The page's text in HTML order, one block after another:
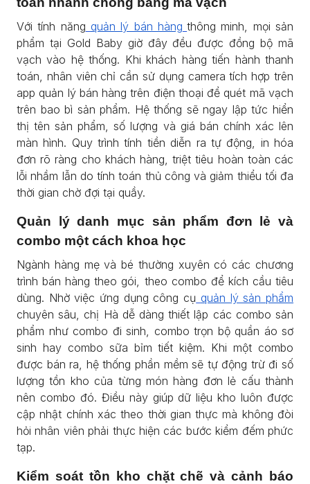
Với tính năng quản lý bán hàng thông minh, mọi sản
phẩm tại Gold Baby giờ đây đều được đồng bộ mã
vạch vào hệ thống. Khi khách hàng tiến hành thanh
toán, nhân viên chỉ cần sử dụng camera tích hợp trên
app quản lý bán hàng trên điện thoại để quét mã vạch
trên bao bì sản phẩm. Hệ thống sẽ ngay lập tức hiển
thị tên sản phẩm, số lượng và giá bán chính xác lên
màn hình. Quy trình tính tiền diễn ra tự động, in hóa
đơn rõ ràng cho khách hàng, triệt tiêu hoàn toàn các
lỗi nhầm lẫn do tính toán thủ công và giảm thiểu tối đa
thời gian chờ đợi tại quầy.
Quản lý danh mục sản phẩm đơn lẻ và
combo một cách khoa học
Ngành hàng mẹ và bé thường xuyên có các chương
trình bán hàng theo gói, theo combo để kích cầu tiêu
dùng. Nhờ việc ứng dụng công cụ quản lý sản phẩm
chuyên sâu, chị Hà dễ dàng thiết lập các combo sản
phẩm như combo đi sinh, combo trọn bộ quần áo sơ
sinh hay combo sữa bỉm tiết kiệm. Khi một combo
được bán ra, hệ thống phần mềm sẽ tự động trừ đi số
lượng tồn kho của từng món hàng đơn lẻ cấu thành
nên combo đó. Điều này giúp dữ liệu kho luôn được
cập nhật chính xác theo thời gian thực mà không đòi
hỏi nhân viên phải thực hiện các bước kiểm đếm phức
tạp.
Kiểm soát tồn kho chặt chẽ và cảnh báo